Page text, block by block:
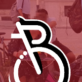
Skip
to
content